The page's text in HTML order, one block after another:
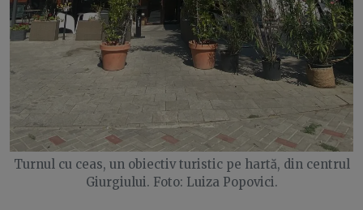
Turnul cu ceas, un obiectiv turistic pe hartă, din centrul
Giurgiului. Foto: Luiza Popovici.